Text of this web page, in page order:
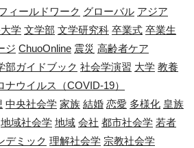
ィールドワーク グローバル アジア
学 文学部 文学研究科 卒業式 卒業生
ジ ChuoOnline 震災 高齢者ケア
部ガイドブック 社会学演習 大学 教養
ナウイルス（COVID-19）
中央社会学 家族 結婚 恋愛 多様化 皇族
地域社会学 地域 会社 都市社会学 若者
デミック 理解社会学 宗教社会学